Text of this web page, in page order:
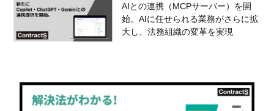
AIとの連携（MCPサーバー）を開
始。AIに任せられる業務がさらに拡
大し、法務組織の変革を実現